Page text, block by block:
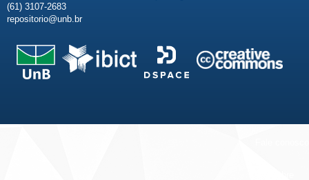
(61) 3107-2683
repositorio@unb.br